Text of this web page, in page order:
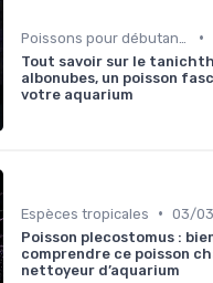
•
Tout savoir sur le
albonubes, un poisson
votre aquarium
Espèces tropicales • 03/
Poisson plecostomus :
comprendre ce poisson
nettoyeur d’aquarium